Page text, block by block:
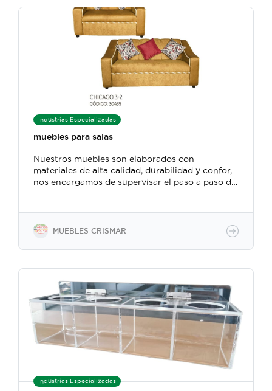
Industrias Especializadas
muebles para salas
Nuestros muebles son elaborados con
materiales de alta calidad, durabilidad y confor,
nos encargamos de supervisar el paso a paso de
característica a nuestro alcance.
MUEBLES CRISMAR
Industrias Especializadas